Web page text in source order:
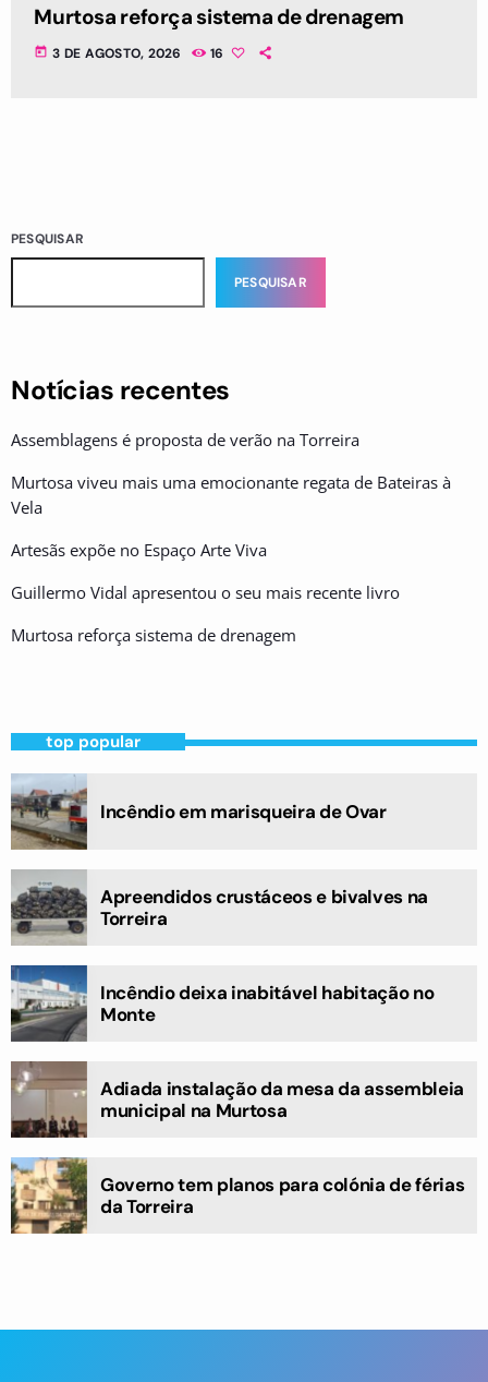
Murtosa reforça sistema de drenagem
today 3 DE AGOSTO, 2026 16
PESQUISAR
PESQUISAR
Notícias recentes
Assemblagens é proposta de verão na Torreira
Murtosa viveu mais uma emocionante regata de Bateiras à
Vela
Artesãs expõe no Espaço Arte Viva
Guillermo Vidal apresentou o seu mais recente livro
Murtosa reforça sistema de drenagem
top popular
Incêndio em marisqueira de Ovar
Apreendidos crustáceos e bivalves na
Torreira
Incêndio deixa inabitável habitação no
Monte
Adiada instalação da mesa da assembleia
municipal na Murtosa
Governo tem planos para colónia de férias
da Torreira